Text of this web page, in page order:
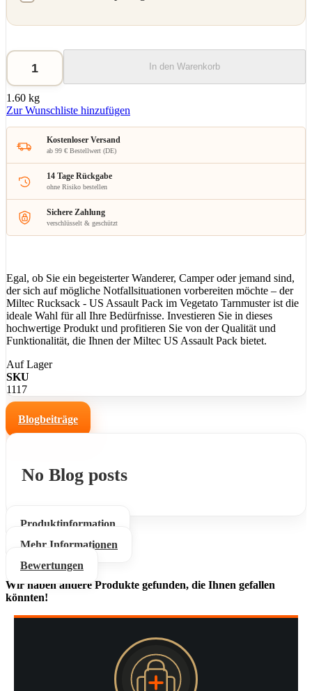
In den Warenkorb
1.60 kg
Zur Wunschliste hinzufügen
Kostenloser Versand
ab 99 € Bestellwert (DE)
14 Tage Rückgabe
ohne Risiko bestellen
Sichere Zahlung
verschlüsselt & geschützt
Egal, ob Sie ein begeisterter Wanderer, Camper oder jemand sind,
der sich auf mögliche Notfallsituationen vorbereiten möchte – der
Miltec Rucksack - US Assault Pack im Vegetato Tarnmuster ist die
ideale Wahl für all Ihre Bedürfnisse. Investieren Sie in dieses
hochwertige Produkt und profitieren Sie von der Qualität und
Funktionalität, die Ihnen der Miltec US Assault Pack bietet.
Auf Lager
SKU
1117
Blogbeiträge
No Blog posts
Produktinformation
Mehr Informationen
Bewertungen
Wir haben andere Produkte gefunden, die Ihnen gefallen
könnten!